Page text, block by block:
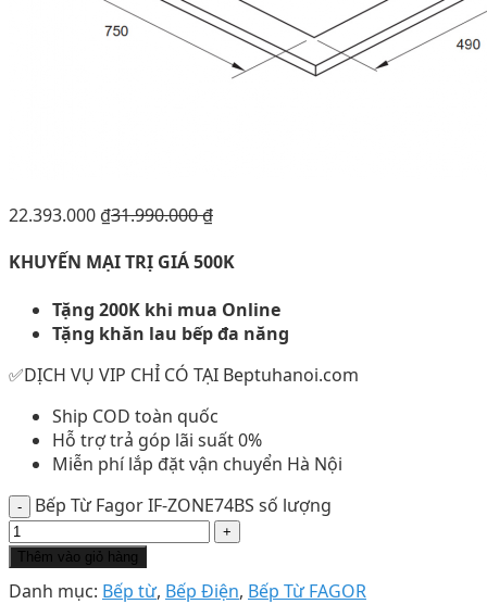
22.393.000 ₫31.990.000₫
KHUYẾN MẠI TRỊ GIÁ 500K
Tặng 200K khi mua Online
Tặng khăn lau bếp đa năng
✅DỊCH VỤ VIP CHỈ CÓ TẠI Beptuhanoi.com
Ship COD toàn quốc
Hỗ trợ trả góp lãi suất 0%
Miễn phí lắp đặt vận chuyển Hà Nội
Bếp Từ Fagor IF-ZONE74BS số lượng
Thêm vào giỏ hàng
Danh mục: Bếp từ, Bếp Điện, Bếp Từ FAGOR